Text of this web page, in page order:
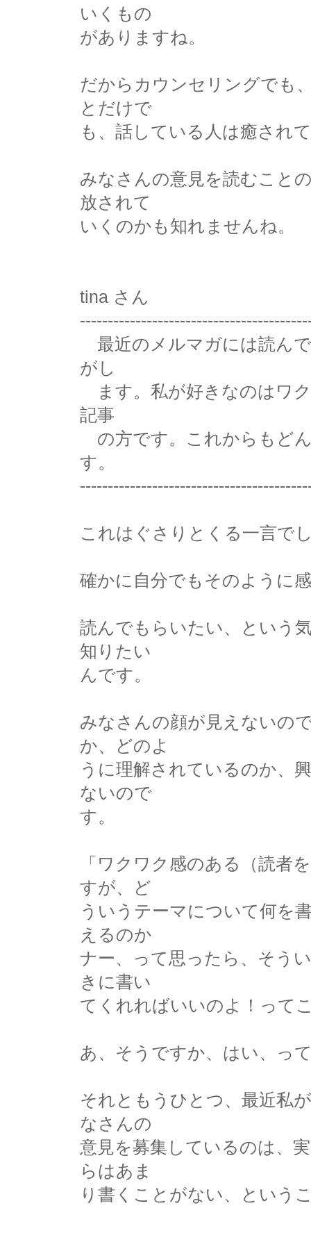
いくもの
がありますね。
だからカウンセリングでも
とだけで
も、話している人は癒され
みなさんの意見を読むこと
放されて
いくのかも知れませんね。
tina さん
最近のメルマガには読ん
がし
ます。私が好きなのはワ
記事
の方です。これからもど
す。
これはぐさりとくる一言で
確かに自分でもそのように
読んでもらいたい、という
知りたい
んです。
みなさんの顔が見えないの
か、どのよ
うに理解されているのか、
ないので
す。
「ワクワク感のある（読者
すが、ど
ういうテーマについて何を
えるのか
ナー、って思ったら、そう
きに書い
てくれればいいのよ！って
あ、そうですか、はい、っ
それともうひとつ、最近私
なさんの
意見を募集しているのは、
らはあま
り書くことがない、という